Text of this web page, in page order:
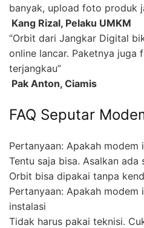
banyak, upload foto produk
 Kang Rizal, Pelaku UMKM
“Orbit dari Jangkar Digital
online lancar. Paketnya juga
terjangkau”
 Pak Anton, Ciamis
FAQ Seputar
Pertanyaan: Apakah
Tentu saja bisa. Asalkan ada
Orbit bisa dipakai tanpa
Pertanyaan: Apakah
instalasi
Tidak harus pakai teknisi.